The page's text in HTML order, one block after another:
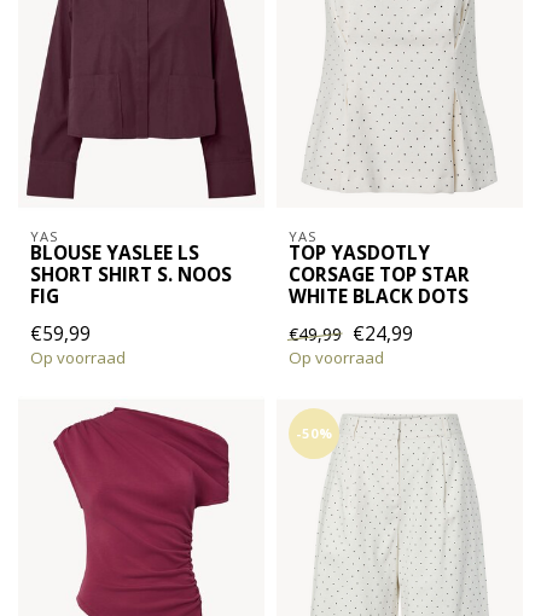
YAS
BLOUSE YASLEE LS
SHORT SHIRT S. NOOS
FIG
€59,99
Op voorraad
YAS
TOP YASDOTLY
CORSAGE TOP STAR
WHITE BLACK DOTS
€49,99 €24,99
Op voorraad
-50%